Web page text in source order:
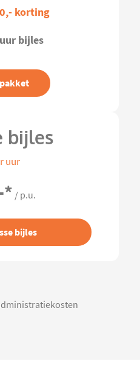
korting
bijles
bijles
uur
* / p.u.
bijles